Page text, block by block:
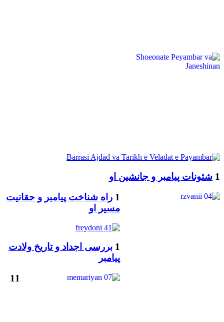
1 شئونات پیامبر و جانشین او
1 راه شناخت پیامبر و حقانیت
مسیر او
1 بررسی اجداد و تاریخ ولادت
پیامبر
11